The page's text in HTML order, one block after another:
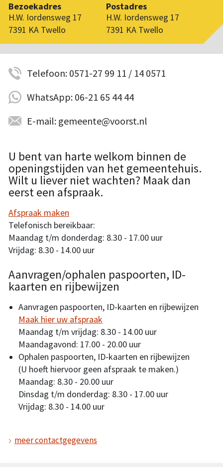
Bezoekadres
H.W. Iordensweg 17
7391 KA Twello
Postadres
H.W. Iordensweg 17
7391 KA Twello
Telefoon: 0571-27 99 11 / 14 0571
WhatsApp: 06-21 65 44 44
E-mail: gemeente@voorst.nl
U bent van harte welkom binnen de
openingstijden van het gemeentehuis.
Wilt u liever niet wachten? Maak dan
eerst een afspraak.
Afspraak maken
Telefonisch bereikbaar:
Maandag t/m donderdag: 8.30 - 17.00 uur
Vrijdag: 8.30 - 14.00 uur
Aanvragen/ophalen paspoorten, ID-
kaarten en rijbewijzen
Aanvragen paspoorten, ID-kaarten en rijbewijzen
Maak hier uw afspraak
Maandag t/m vrijdag: 8.30 - 14.00 uur
Maandagavond: 17.00 - 20.00 uur
Ophalen paspoorten, ID-kaarten en rijbewijzen
(U hoeft hiervoor geen afspraak te maken.)
Maandag: 8.30 - 20.00 uur
Dinsdag t/m donderdag: 8.30 - 17.00 uur
Vrijdag: 8.30 - 14.00 uur
meer contactgegevens